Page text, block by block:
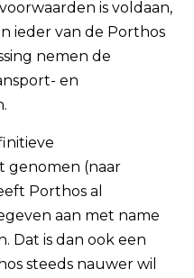
is voldaan,
ieder van de Porthos
nemen de
en
genomen (naar
Porthos al
aan met name
Dat is dan ook een
steeds nauwer wil